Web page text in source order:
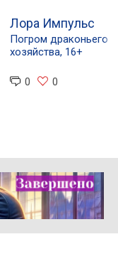
Лора Импульс
Погром драконьего
хозяйства, 16+
0 0